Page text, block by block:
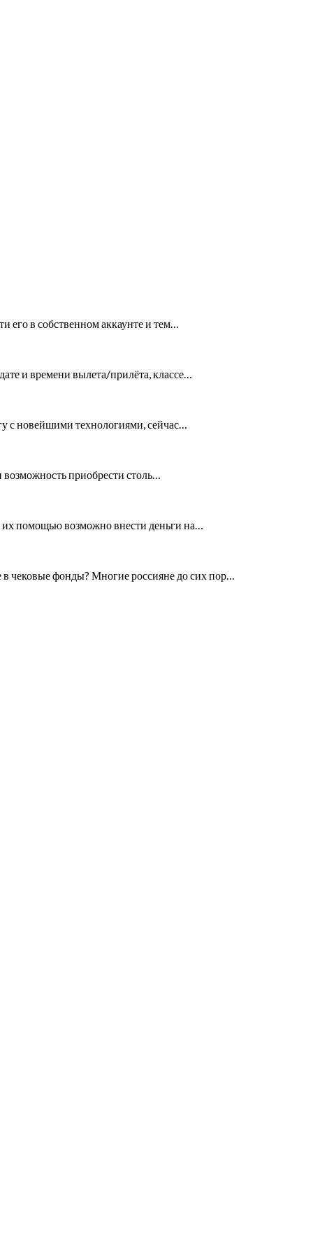
его в собственном аккаунте и тем…
и времени вылета/прилёта, классе…
с новейшими технологиями, сейчас…
приобрести столь…
их помощью возможно внести деньги на…
фонды? Многие россияне до сих пор…